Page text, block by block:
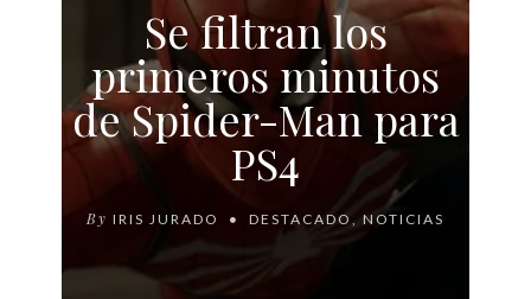
Se filtran los
primeros minutos
de Spider-Man para
PS4
By IRIS JURADO DESTACADO NOTICIAS